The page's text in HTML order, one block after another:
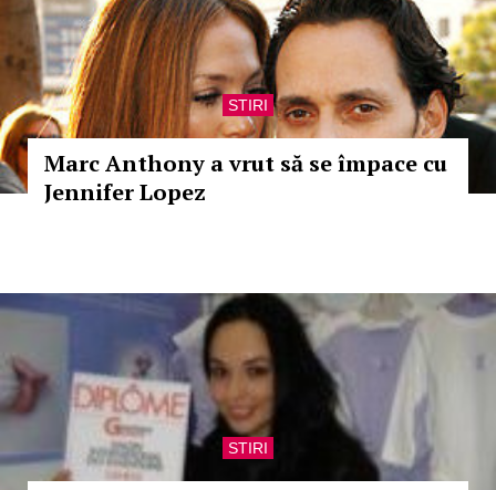
STIRI
Marc Anthony a vrut să se împace cu
Jennifer Lopez
STIRI